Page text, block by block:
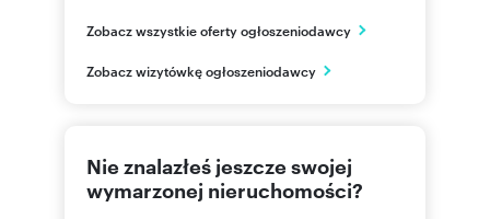
Częstochowa
PL
517882 Pokaż telefon
Zobacz wszystkie oferty ogłoszeniodawcy
Zobacz wizytówkę ogłoszeniodawcy
Nie znalazłeś jeszcze swojej
wymarzonej nieruchomości?